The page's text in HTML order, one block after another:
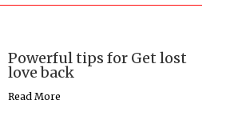
Powerful tips for Get lost
love back
Read More